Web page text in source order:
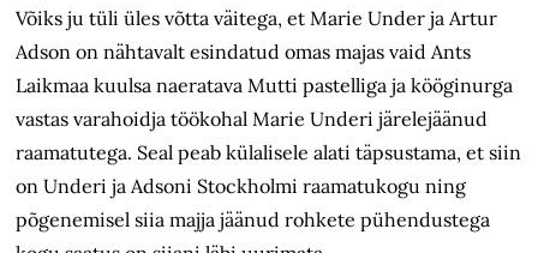
Võiks ju tüli üles võtta väitega, et Marie Under ja Artur
Adson on nähtavalt esindatud omas majas vaid Ants
Laikmaa kuulsa naeratava Mutti pastelliga ja kööginurga
vastas varahoidja töökohal Marie Underi järelejäänud
raamatutega. Seal peab külalisele alati täpsustama, et siin
on Underi ja Adsoni Stockholmi raamatukogu ning
põgenemisel siia majja jäänud rohkete pühendustega